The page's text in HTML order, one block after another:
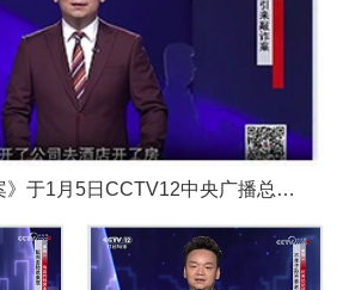
《“花心”引来敲诈案》于1月5日CCTV12中央广播总台圆满播出